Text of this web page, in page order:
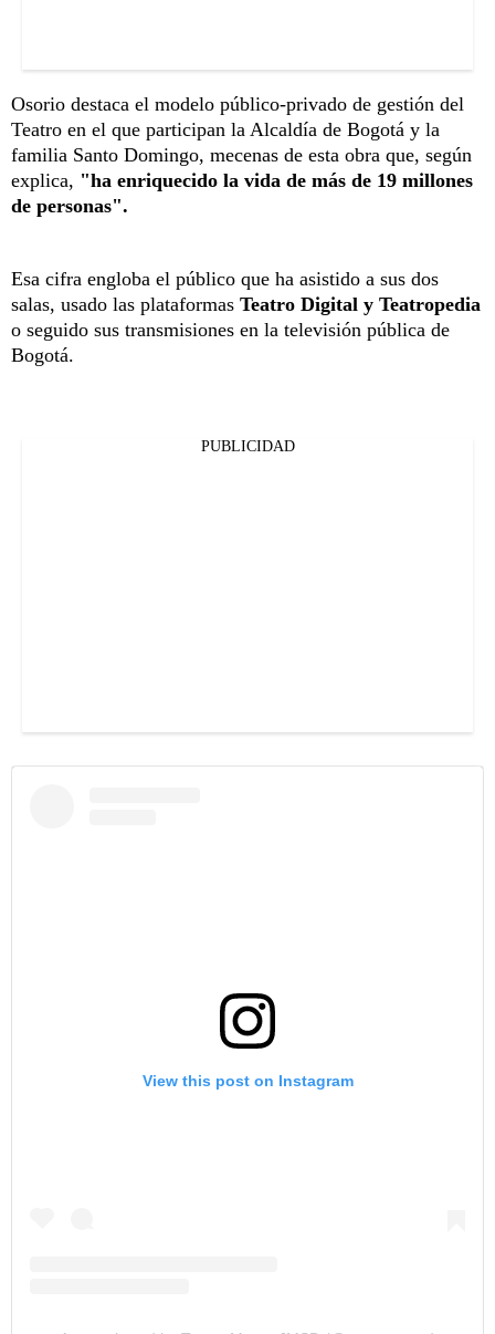
Osorio destaca el modelo público-privado de gestión del
Teatro en el que participan la Alcaldía de Bogotá y la
familia Santo Domingo, mecenas de esta obra que, según
explica, "ha enriquecido la vida de más de 19 millones
de personas".
Esa cifra engloba el público que ha asistido a sus dos
salas, usado las plataformas Teatro Digital y Teatropedia
o seguido sus transmisiones en la televisión pública de
Bogotá.
PUBLICIDAD
View this post on Instagram